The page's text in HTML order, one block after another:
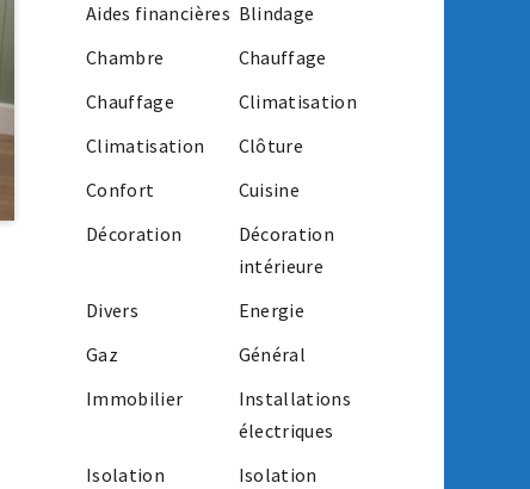
Aides financières Blindage
Chambre
Chauffage
Chauffage
Climatisation
Climatisation
Clôture
Confort
Cuisine
Décoration
Décoration
intérieure
Divers
Energie
Gaz
Général
Immobilier
Installations
électriques
Isolation
Isolation